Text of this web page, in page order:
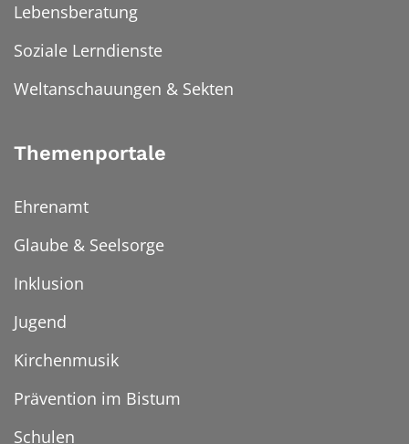
Lebensberatung
Soziale Lerndienste
Weltanschauungen & Sekten
Themenportale
Ehrenamt
Glaube & Seelsorge
Inklusion
Jugend
Kirchenmusik
Prävention im Bistum
Schulen